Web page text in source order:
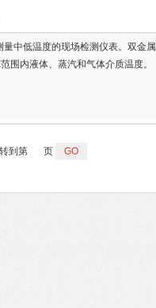
中低温度的现场检测仪表。双金
内液体、蒸汽和气体介质温度。
到第 页